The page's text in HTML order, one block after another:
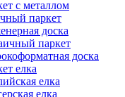
с металлом
паркет
доска
паркет
доска
елка
елка
елка